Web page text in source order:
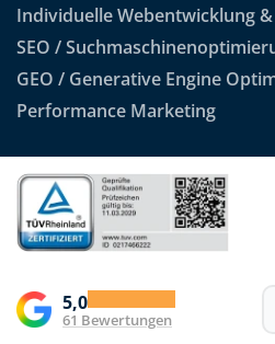
Individuelle Webentwicklung
SEO /
GEO / Generative Engine
Performance Marketing
5,0
61 Bewertungen